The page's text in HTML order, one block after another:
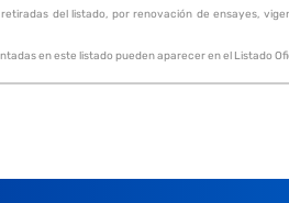
del listado, por renovación de ensayes,
en este listado pueden aparecer en el Listado